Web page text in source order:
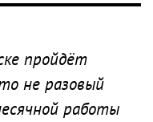
пройдёт
не разовый
работы